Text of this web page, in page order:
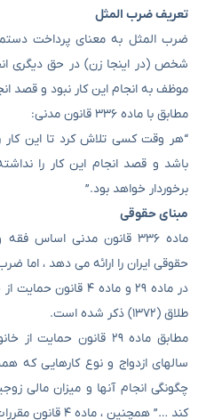
تعریف ضرب المثل
ضرب المثل به معنای پرداخت
شخص (در اینجا زن) در حق دیگری
موظف به انجام این کار نبود و قصد
مطابق با ماده ۳۳۶ قانون مدنی:
“هر وقت کسی تلاش کرد تا این کار
باشد و قصد انجام این کار را
برخوردار خواهد بود.”
مبنای حقوقی
ماده ۳۳۶ قانون مدنی
حقوقی ایران را ارائه می دهد ، اما
طلاق (۱۳۷۲) ذکر شده است.
سالهای ازدواج و نوع کارهایی که
چگونگی انجام آنها و میزان مالی
کند …” همچنین ، ماده ۴ قانون مقررات طلاق (۱۳): ۱۳: ۱۳).